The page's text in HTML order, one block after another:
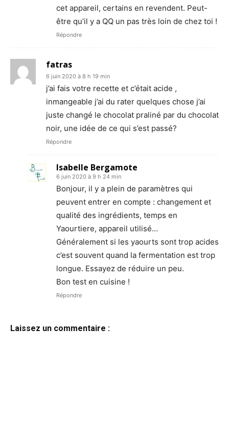
cet appareil, certains en revendent. Peut-
être qu’il y a QQ un pas très loin de chez toi !
Répondre
fatras
6 juin 2020 à 8 h 19 min
j’ai fais votre recette et c’était acide ,
inmangeable j’ai du rater quelques chose j’ai
juste changé le chocolat praliné par du chocolat
noir, une idée de ce qui s’est passé?
Répondre
Isabelle Bergamote
6 juin 2020 à 9 h 24 min
Bonjour, il y a plein de paramètres qui
peuvent entrer en compte : changement et
qualité des ingrédients, temps en
Yaourtiere, appareil utilisé…
Généralement si les yaourts sont trop acides
c’est souvent quand la fermentation est trop
longue. Essayez de réduire un peu.
Bon test en cuisine !
Répondre
Laissez un commentaire :